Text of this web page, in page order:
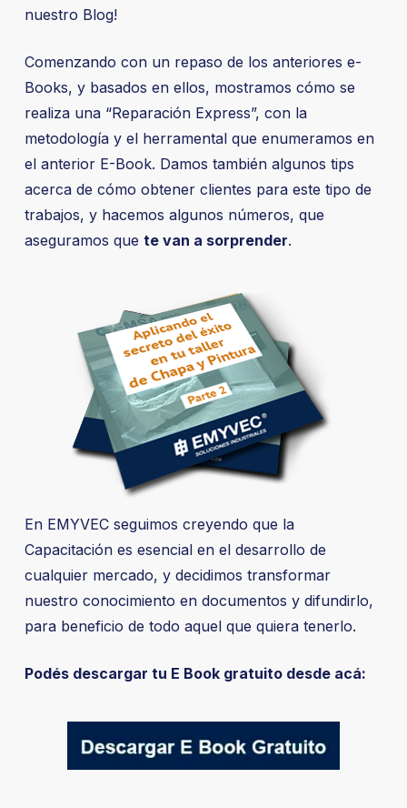
nuestro Blog!
Comenzando con un repaso de los anteriores e-
Books, y basados en ellos, mostramos cómo se
realiza una “Reparación Express”, con la
metodología y el herramental que enumeramos en
el anterior E-Book. Damos también algunos tips
acerca de cómo obtener clientes para este tipo de
trabajos, y hacemos algunos números, que
aseguramos que te van a sorprender.
En EMYVEC seguimos creyendo que la
Capacitación es esencial en el desarrollo de
cualquier mercado, y decidimos transformar
nuestro conocimiento en documentos y difundirlo,
para beneficio de todo aquel que quiera tenerlo.
Podés descargar tu E Book gratuito desde acá: